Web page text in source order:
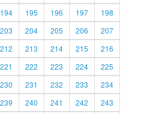
194 195 196 197
198
203 204 205 206
207
212 213 214 215
216
221 222 223 224
225
230 231 232 233
234
239 240 241 242
243